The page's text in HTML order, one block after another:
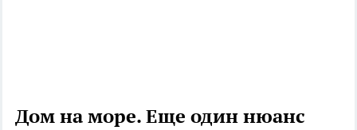
Дом на море. Еще один нюанс